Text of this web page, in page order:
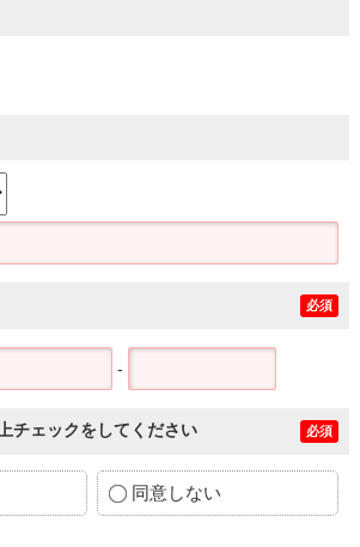
必須
-
チェックをしてください 必須
同意しない